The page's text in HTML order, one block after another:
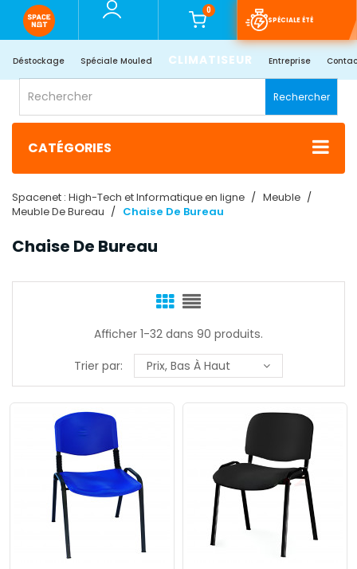
0
SPÉCIALE ÉTÉ
Déstockage Spéciale Mouled CLIMATISEUR Entreprise
Rechercher
CATÉGORIES
Spacenet : High-Tech et Informatique en ligne
Meuble
Meuble De Bureau
Chaise De Bureau
Chaise De Bureau
Afficher 1-32 dans 90 produits.
Trier par:
Prix, Bas À Haut